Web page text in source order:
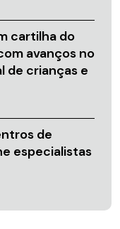
cartilha do
avanços no
de crianças e
de
especialistas